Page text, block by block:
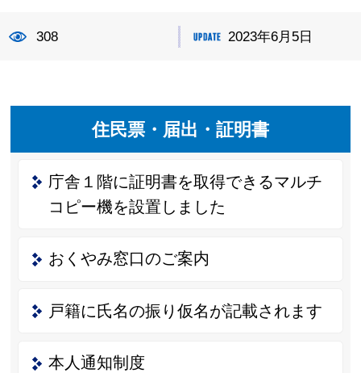
308 2023年6月5日
住民票・届出・証明書
庁舎１階に証明書を取得できるマルチ
コピー機を設置しました
おくやみ窓口のご案内
戸籍に氏名の振り仮名が記載されます
本人通知制度